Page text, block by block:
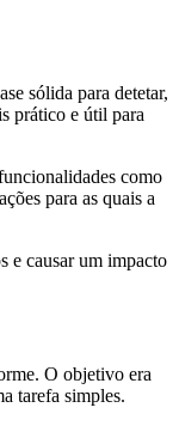
sólida para detetar,
prático e útil para
como
para as quais a
e causar um impacto
O objetivo era
tarefa simples.